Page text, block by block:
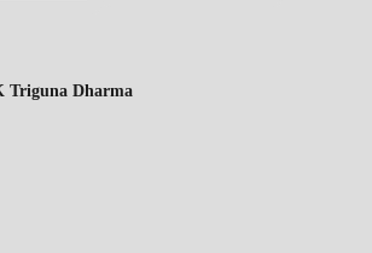
Triguna Dharma